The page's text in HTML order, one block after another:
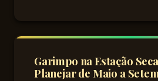
Garimpo na Estação
Planejar de Maio a